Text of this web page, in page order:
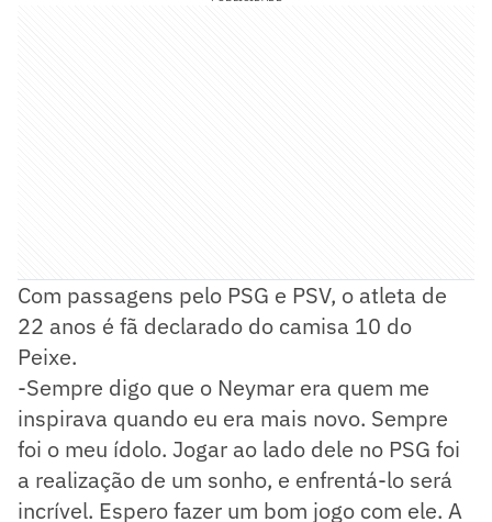
Com passagens pelo PSG e PSV, o atleta de
22 anos é fã declarado do camisa 10 do
Peixe.
-Sempre digo que o Neymar era quem me
inspirava quando eu era mais novo. Sempre
foi o meu ídolo. Jogar ao lado dele no PSG foi
a realização de um sonho, e enfrentá-lo será
incrível. Espero fazer um bom jogo com ele. A